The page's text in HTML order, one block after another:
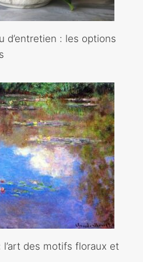
d’entretien : les options
des motifs floraux et